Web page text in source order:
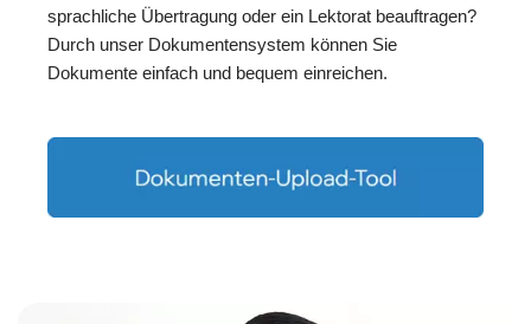
sprachliche Übertragung oder ein Lektorat beauftragen?
Durch unser Dokumentensystem können Sie
Dokumente einfach und bequem einreichen.